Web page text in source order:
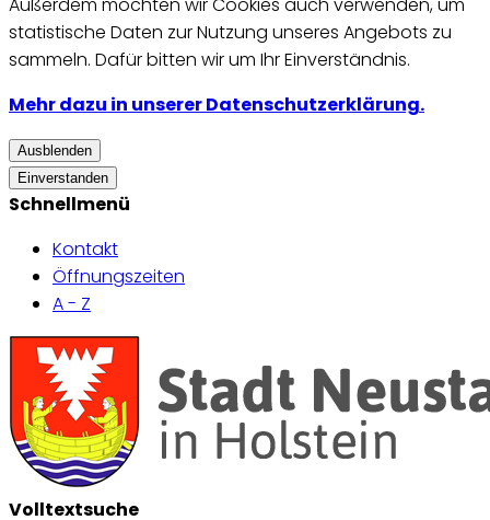
statistische Daten zur Nutzung unseres Angebots zu
sammeln. Dafür bitten wir um Ihr Einverständnis.
Mehr dazu in unserer Datenschutzerklärung.
Ausblenden
Einverstanden
Schnellmenü
Kontakt
Öffnungszeiten
A - Z
Volltextsuche